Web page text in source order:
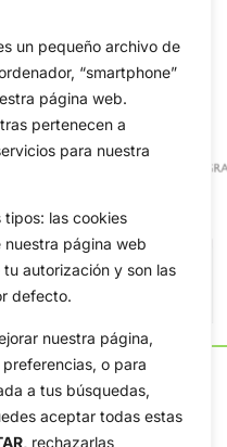
un pequeño archivo de
“smartphone”
página web.
pertenecen a
para nuestra
tipos: las cookies
página web
autorización y son las
defecto.
nuestra página,
o para
a tus búsquedas,
aceptar todas estas
rechazarlas